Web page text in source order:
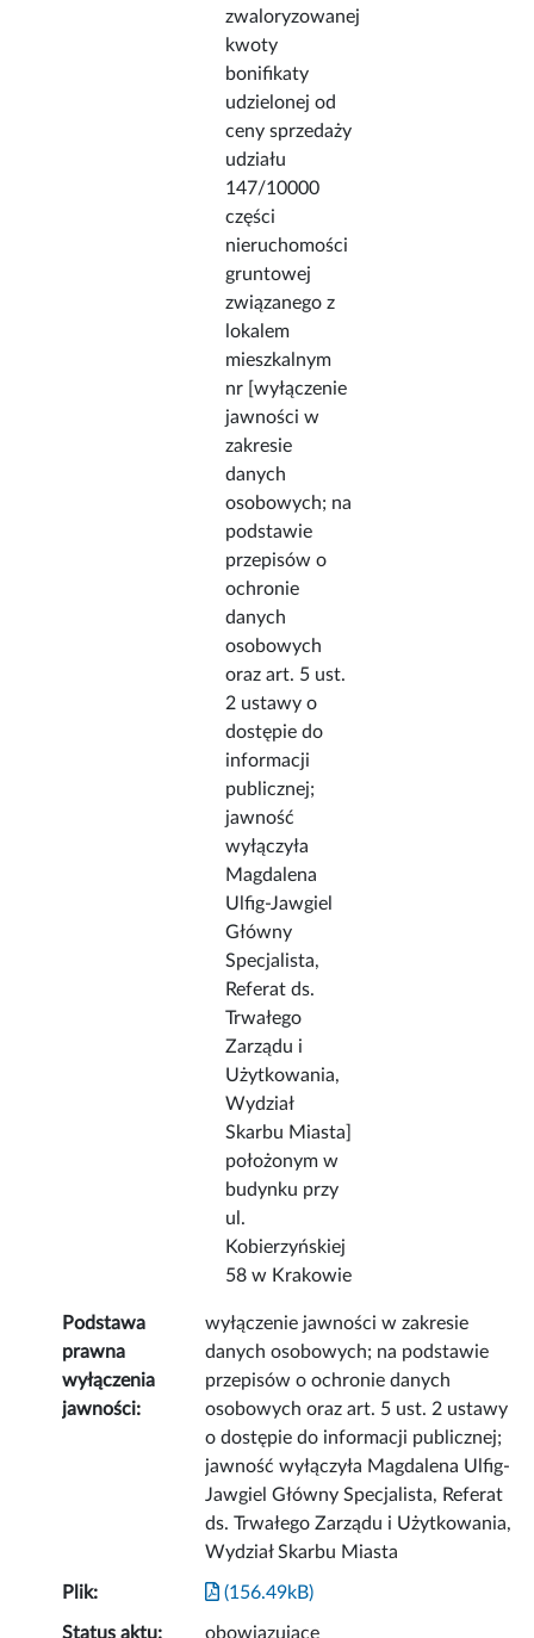
zwaloryzowanej
kwoty
bonifikaty
udzielonej od
ceny sprzedaży
udziału
147/10000
części
nieruchomości
gruntowej
związanego z
lokalem
mieszkalnym
nr [wyłączenie
jawności w
zakresie
danych
osobowych; na
podstawie
przepisów o
ochronie
danych
osobowych
oraz art. 5 ust.
2 ustawy o
dostępie do
informacji
publicznej;
jawność
wyłączyła
Magdalena
Ulfig-Jawgiel
Główny
Specjalista,
Referat ds.
Trwałego
Zarządu i
Użytkowania,
Wydział
Skarbu Miasta]
położonym w
budynku przy
ul.
Kobierzyńskiej
58 w Krakowie
Podstawa
prawna
wyłączenia
jawności:
wyłączenie jawności w zakresie
danych osobowych; na podstawie
przepisów o ochronie danych
osobowych oraz art. 5 ust. 2 ustawy
o dostępie do informacji publicznej;
jawność wyłączyła Magdalena Ulfig-
Jawgiel Główny Specjalista, Referat
ds. Trwałego Zarządu i Użytkowania,
Wydział Skarbu Miasta
Plik: (156.49kB)
Status aktu: obowiązujące